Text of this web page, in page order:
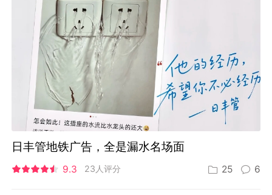
日丰管地铁广告，全是漏水名场面
9.3 23人评分 25 6